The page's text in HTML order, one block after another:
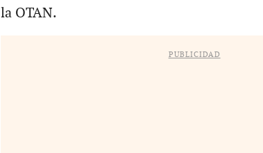
la OTAN.
PUBLICIDAD